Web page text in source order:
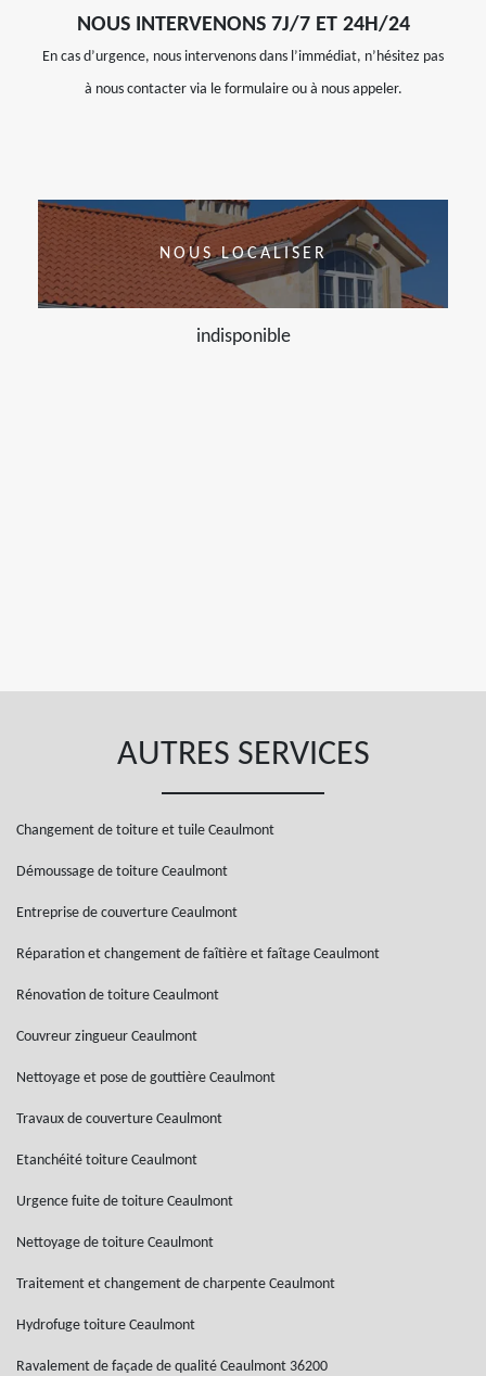
NOUS INTERVENONS 7J/7 ET 24H/24
En cas d’urgence, nous intervenons dans l’immédiat, n’hésitez pas
à nous contacter via le formulaire ou à nous appeler.
NOUS LOCALISER
indisponible
AUTRES SERVICES
Changement de toiture et tuile Ceaulmont
Démoussage de toiture Ceaulmont
Entreprise de couverture Ceaulmont
Réparation et changement de faîtière et faîtage Ceaulmont
Rénovation de toiture Ceaulmont
Couvreur zingueur Ceaulmont
Nettoyage et pose de gouttière Ceaulmont
Travaux de couverture Ceaulmont
Etanchéité toiture Ceaulmont
Urgence fuite de toiture Ceaulmont
Nettoyage de toiture Ceaulmont
Traitement et changement de charpente Ceaulmont
Hydrofuge toiture Ceaulmont
Ravalement de façade de qualité Ceaulmont 36200